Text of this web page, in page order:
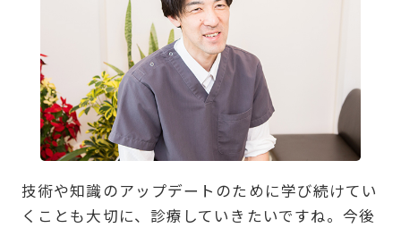
技術や知識のアップデートのために学び続けてい
くことも大切に、診療していきたいですね。今後